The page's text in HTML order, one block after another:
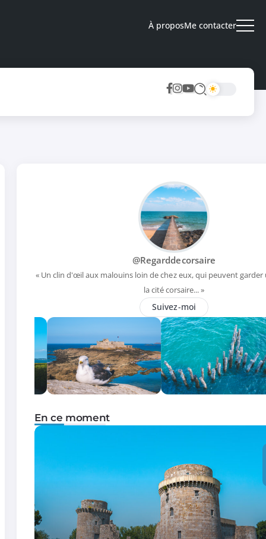
À proposMe contacter
@Regarddecorsaire
« Un clin d'œil aux malouins loin de chez eux, qui peuvent garder
la cité corsaire... »
Suivez-moi
En ce moment